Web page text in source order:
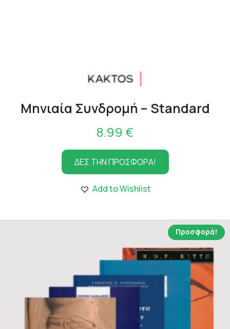
Μηνιαία Συνδρομή – Standard
8.99 €
ΔΕΣ ΤΗΝ ΠΡΟΣΦΟΡΑ!
Add to Wishlist
Προσφορά!